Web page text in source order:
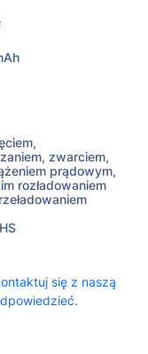
zwarciem,
prądowym,
rozładowaniem
się z naszą